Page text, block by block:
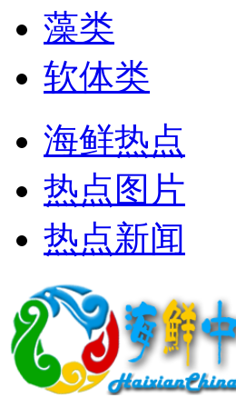
藻类
软体类
海鲜热点
热点图片
热点新闻